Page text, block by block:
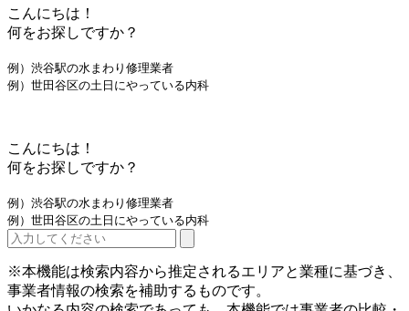
こんにちは！
何をお探しですか？
例）渋谷駅の水まわり修理業者
例）世田谷区の土日にやっている内科
こんにちは！
何をお探しですか？
例）渋谷駅の水まわり修理業者
例）世田谷区の土日にやっている内科
※本機能は検索内容から推定されるエリアと業種に基づき、
事業者情報の検索を補助するものです。